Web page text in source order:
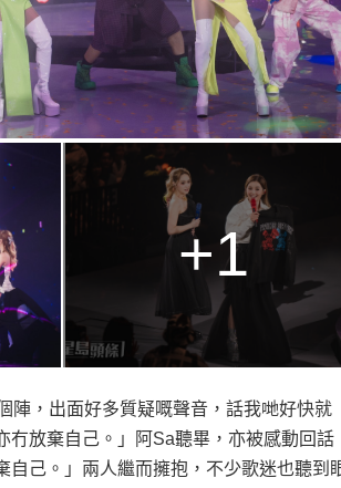
+1
陣，出面好多質疑嘅聲音，話我哋好快就
冇放棄自己。」阿Sa聽畢，亦被感動回話
自己。」兩人繼而擁抱，不少歌迷也聽到